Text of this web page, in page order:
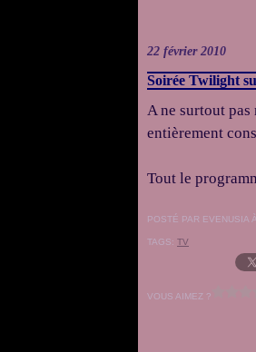
22 février 2010
Soirée Twilight
A ne surtout
entièrement
Tout le
POSTÉ PAR EVENUSIA
TAGS: TV
VOUS AIMEZ ?